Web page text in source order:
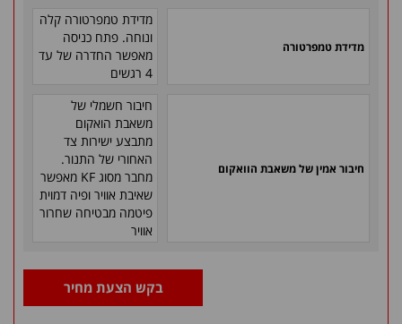
מדידת טמפרטורה
מדידת טמפרטורה קלה
ונוחה. פתח כניסה
מאפשר החדרה של עד
4 רגשים
חיבור אמין של משאבת הוואקום
חיבור חשמלי של
משאבת הואקום
מתבצע ישירות צד
האחורי של התנור.
מחבר מסוג KF מאפשר
שאיבת אוויר ופיה דמוית
פיטמה מבטיחה שחרור
אוויר
בקש הצעת מחיר